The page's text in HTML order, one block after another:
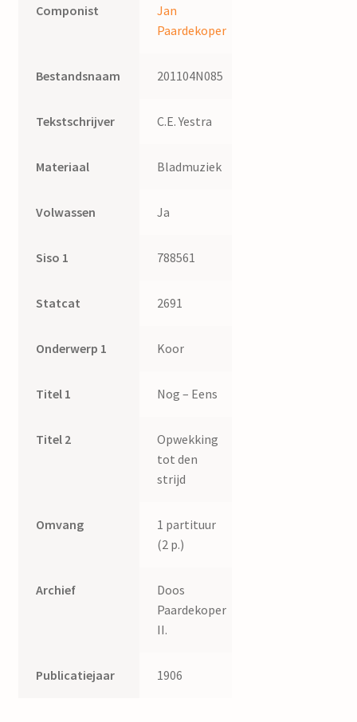
Componist
Jan
Paardekoper
Bestandsnaam 201104N085
Tekstschrijver C.E. Yestra
Materiaal Bladmuziek
Volwassen Ja
Siso 1 788561
Statcat 2691
Onderwerp 1 Koor
Titel 1 Nog – Eens
Titel 2
Opwekking
tot den
strijd
Omvang
1 partituur
(2 p.)
Archief
Doos
Paardekoper
II.
Publicatiejaar 1906